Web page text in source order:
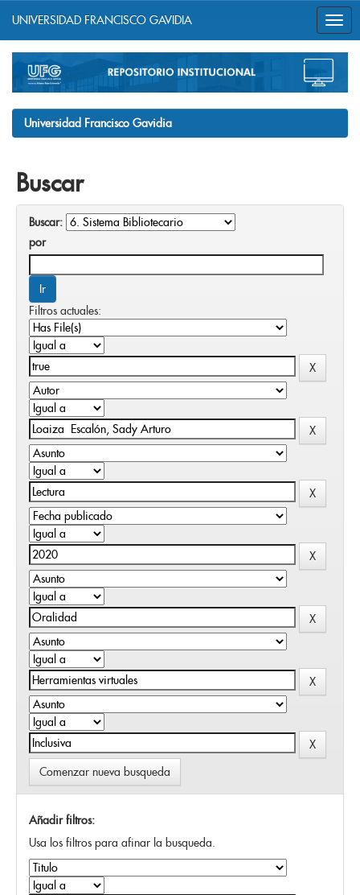
navigation
UNIVERSIDAD FRANCISCO GAVIDIA
Universidad Francisco Gavidia
Buscar
Buscar:
por
Filtros actuales:
Comenzar nueva busqueda
Añadir filtros:
Usa los filtros para afinar la busqueda.